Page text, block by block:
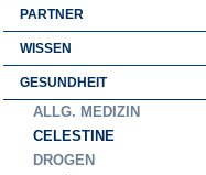
PARTNER
WISSEN
GESUNDHEIT
ALLG. MEDIZIN
CELESTINE
DROGEN